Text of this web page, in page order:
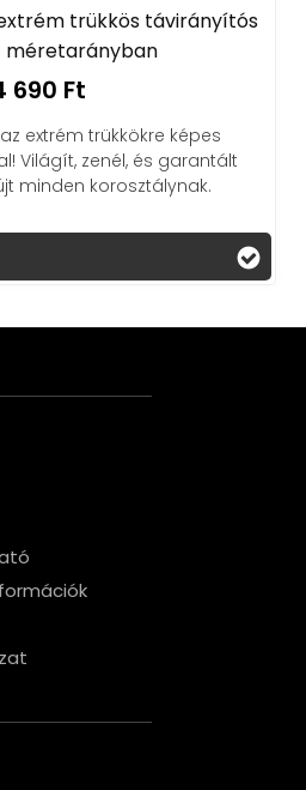
trükkös távirányítós
méretarányban
690 Ft
extrém trükkökre képes
Világít, zenél, és garantált
minden korosztálynak.